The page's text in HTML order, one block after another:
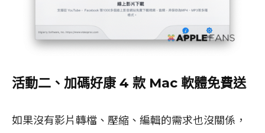
活動二、加碼好康 4 款 Mac 軟體免費送
如果沒有影片轉檔、壓縮、編輯的需求也沒關係，